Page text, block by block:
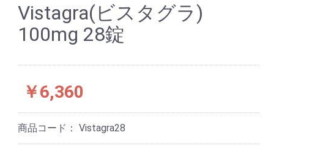
Vistagra(ビスタグラ)
100mg 28錠
￥6,360
商品コード： Vistagra28